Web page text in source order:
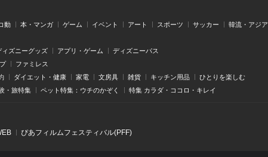
動 本・マンガ ゲーム イベント アート スポーツ サッカー 韓流・アジア
ィズニーグッズ アプリ・ゲーム ディズニーパス
ファミレス
ダイエット・健康 家電 文房具 雑貨 キッチン用品 ひとりを楽しむ
・旅特集 ペット特集：ウチのかぞく 特集 カラダ・ココロ・キレイ
ぴあフィルムフェスティバル(PFF)